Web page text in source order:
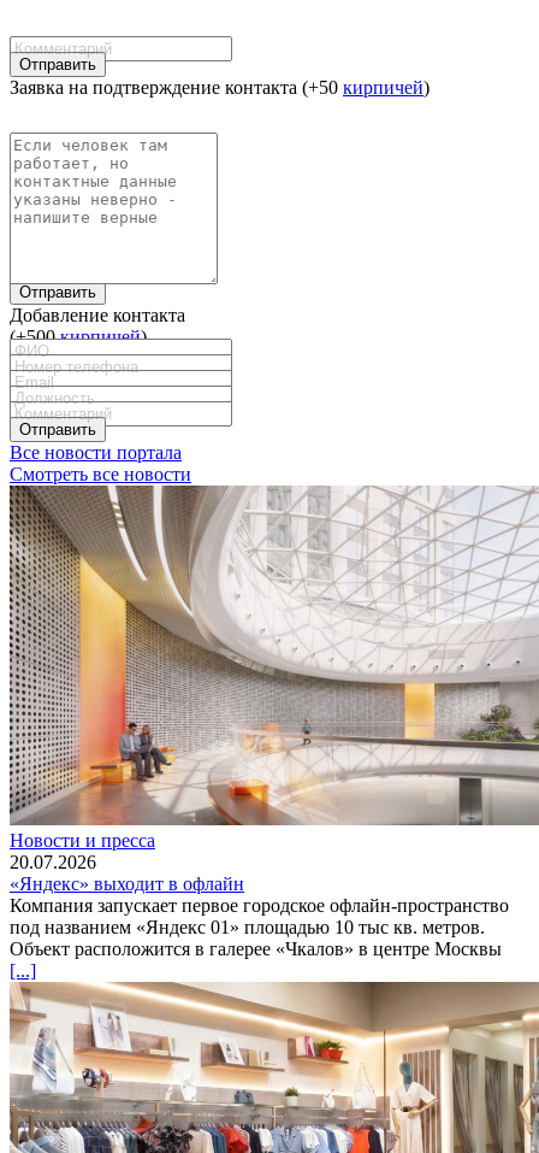
Отправить
Заявка на подтверждение контакта (+50 кирпичей)
Отправить
Добавление контакта
(+500кирпичей)
Отправить
Все новости портала
Смотреть все новости
Новости и пресса
20.07.2026
«Яндекс» выходит в офлайн
Компания запускает первое городское офлайн-пространство
под названием «Яндекс 01» площадью 10 тыс кв. метров.
Объект расположится в галерее «Чкалов» в центре Москвы
[...]